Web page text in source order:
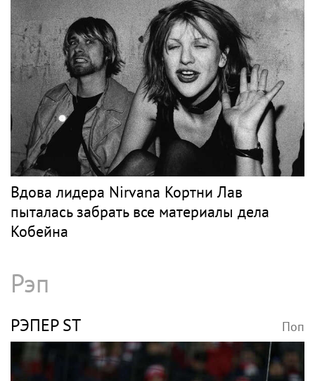
Вдова лидера Nirvana Кортни Лав
пыталась забрать все материалы дела
Кобейна
Рэп
РЭПЕР ST Поп